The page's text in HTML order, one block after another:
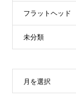
フラットヘッド
未分類
月を選択